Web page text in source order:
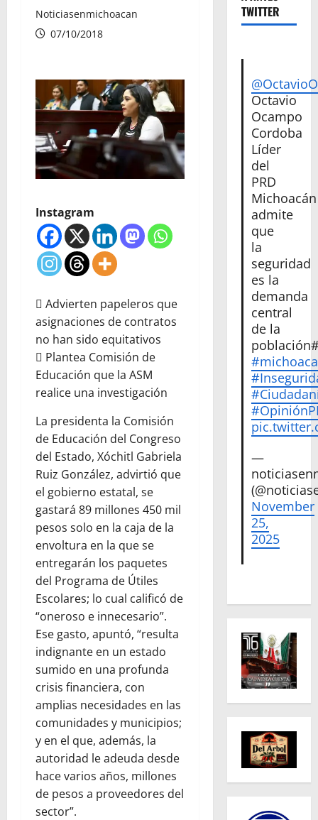
Noticiasenmichoacan
07/10/2018
Instagram
 Advierten papeleros que
asignaciones de contratos
no han sido equitativos
 Plantea Comisión de
Educación que la ASM
realice una investigación
La presidenta la Comisión
de Educación del Congreso
del Estado, Xóchitl Gabriela
Ruiz González, advirtió que
el gobierno estatal, se
gastará 89 millones 450 mil
pesos solo en la caja de la
envoltura en la que se
entregarán los paquetes
del Programa de Útiles
Escolares; lo cual calificó de
“oneroso e innecesario”.
Ese gasto, apuntó, “resulta
indignante en un estado
sumido en una profunda
crisis financiera, con
amplias necesidades en las
comunidades y municipios;
y en el que, además, la
autoridad le adeuda desde
hace varios años, millones
de pesos a proveedores del
sector”.
TWITTER
Octavio
Ocampo
Cordoba
Líder
del
PRD
Michoacán
admite
que
la
seguridad
es la
demanda
central
de la
—
November
25,
2025